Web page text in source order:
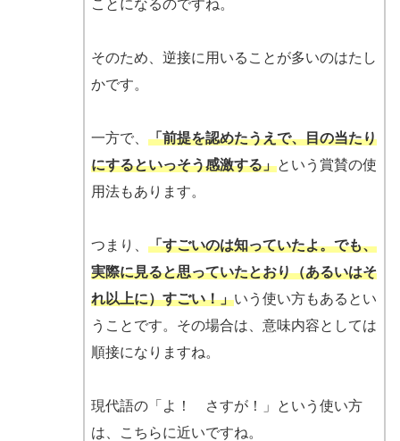
ことになるのですね。
そのため、逆接に用いることが多いのはたし
かです。
一方で、 「前提を認めたうえで、目の当たり
にするといっそう感激する」という賞賛の使
用法もあります。
つまり、 「すごいのは知っていたよ。でも、
実際に見ると思っていたとおり（あるいはそ
れ以上に）すごい！」いう使い方もあるとい
うことです。その場合は、意味内容としては
順接になりますね。
現代語の「よ！ さすが！」という使い方
は、こちらに近いですね。